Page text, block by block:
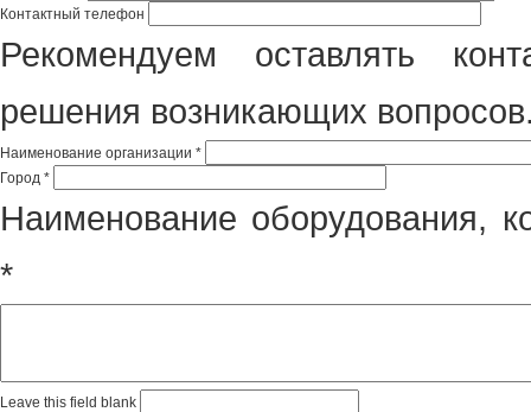
Контактный телефон
Рекомендуем оставлять
решения возникающих
Наименование организации *
Город *
Наименование оборудования,
*
Leave this field blank